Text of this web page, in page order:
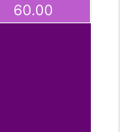
60.00